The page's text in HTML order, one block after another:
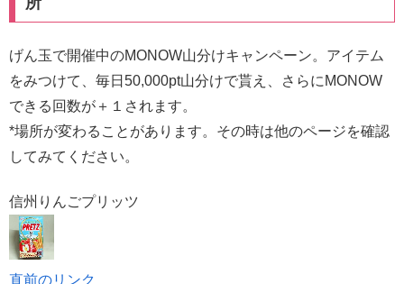
げん玉で開催中のMONOW山分けキャンペーン。アイテム
をみつけて、毎日50,000pt山分けで貰え、さらにMONOW
できる回数が＋１されます。
*場所が変わることがあります。その時は他のページを確認
してみてください。
信州りんごプリッツ
直前のリンク